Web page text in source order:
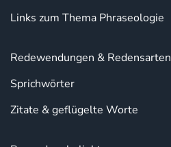
Links zum Thema Phraseologie
Redewendungen & Redensarten
Sprichwörter
Zitate & geflügelte Worte